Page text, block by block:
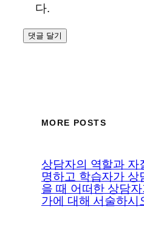
다.
MORE POSTS
상담자의 역할과 자
명하고 학습자가 상
을 때 어떠한 상담
가에 대해 서술하시